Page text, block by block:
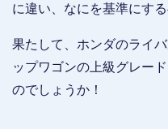
に違い、なにを基準にす
果たして、ホンダのライ
ップワゴンの上級グレー
のでしょうか！